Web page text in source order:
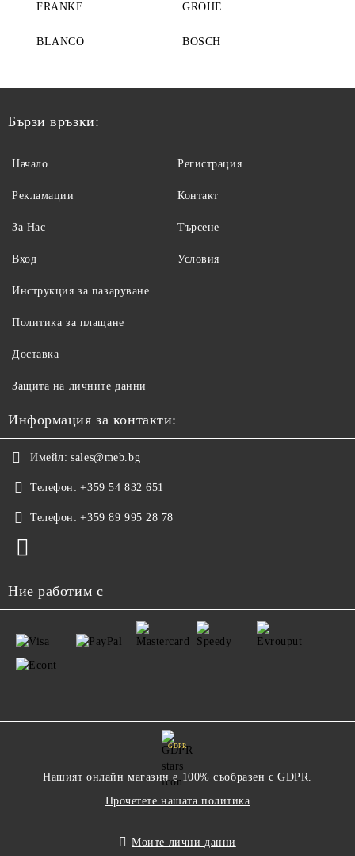
FRANKE GROHE
BLANCO BOSCH
Бързи връзки:
Начало
Рекламации
За Нас
Вход
Регистрация
Контакт
Търсене
Условия
Инструкция за пазаруване
Политика за плащане
Доставка
Защита на личните данни
Информация за контакти:
Имейл: sales@meb.bg
Телефон: +359 54 832 651
Телефон: +359 89 995 28 78
Ние работим с
GDPR
Нашият онлайн магазин е 100% съобразен с GDPR.
Прочетете нашата политика
Моите лични данни